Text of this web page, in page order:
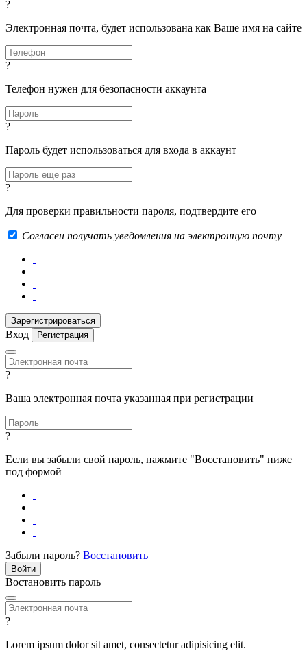
?
Электронная почта, будет использована как Ваше имя на сайте
?
Телефон нужен для безопасности аккаунта
?
Пароль будет использоваться для входа в аккаунт
?
Для проверки правильности пароля, подтвердите его
Согласен получать уведомления на электронную почту
Вход Регистрация
?
Ваша электронная почта указанная при регистрации
?
Если вы забыли свой пароль, нажмите "Восстановить" ниже
под формой
Забыли пароль? Восстановить
Востановить пароль
?
Lorem ipsum dolor sit amet, consectetur adipisicing elit.